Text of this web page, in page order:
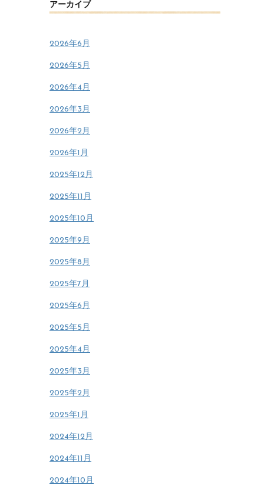
アーカイブ
2026年6月
2026年5月
2026年4月
2026年3月
2026年2月
2026年1月
2025年12月
2025年11月
2025年10月
2025年9月
2025年8月
2025年7月
2025年6月
2025年5月
2025年4月
2025年3月
2025年2月
2025年1月
2024年12月
2024年11月
2024年10月